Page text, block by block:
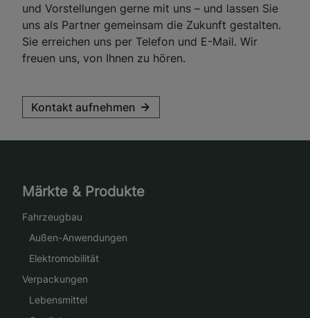
und Vorstellungen gerne mit uns – und lassen Sie
uns als Partner gemeinsam die Zukunft gestalten.
Sie erreichen uns per Telefon und E-Mail. Wir
freuen uns, von Ihnen zu hören.
Kontakt aufnehmen
Märkte & Produkte
Fahrzeugbau
Außen-Anwendungen
Elektromobilität
Verpackungen
Lebensmittel